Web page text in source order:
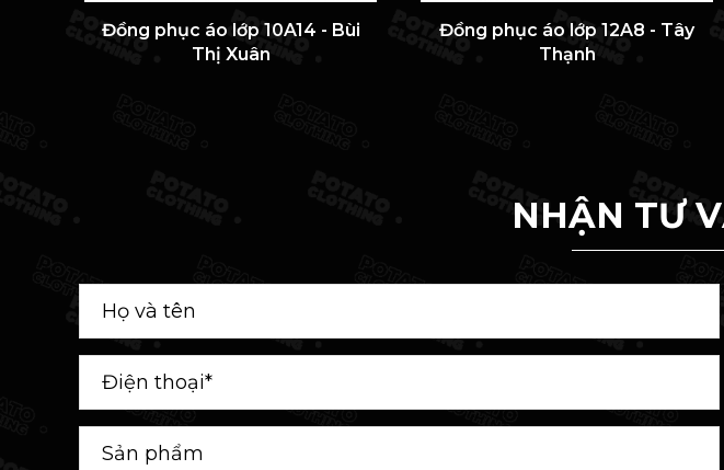
Đồng phục áo lớp 10A14 - Bùi
Thị Xuân
Đồng phục áo lớp 12A8 - Tây
Thạnh
NHẬN TƯ